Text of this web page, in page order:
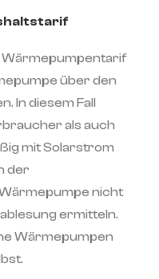
Wärmepumpentarif
über den
In diesem Fall
als auch
mit Solarstrom
der
nicht
ermitteln.
Wärmepumpen